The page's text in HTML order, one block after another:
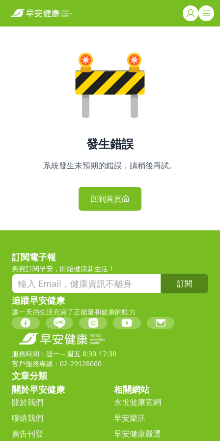
發生錯誤
系統發生未預期的錯誤，請稍後再試。
回到首頁
訂閱電子報
免費訂閱早安，開始健康新生活！
訂閱
追蹤早安健康
讓一天的生活充滿了正能量和健康的動力
服務時間：週一～週五 8:30-17:30
客戶服務專線：02-29128060
文章分類
關於早安健康
關於我們
聯絡我們
廣告刊登
相關網站
永悅健康官網
早安樂活
早安健康嚴選